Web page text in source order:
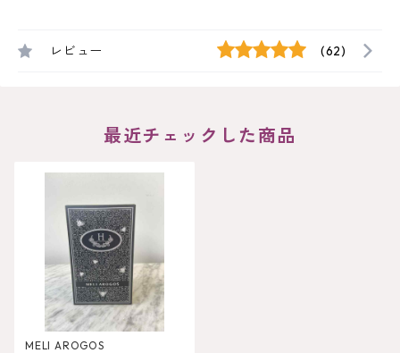
レビュー (62)
最近チェックした商品
MELI AROGOS